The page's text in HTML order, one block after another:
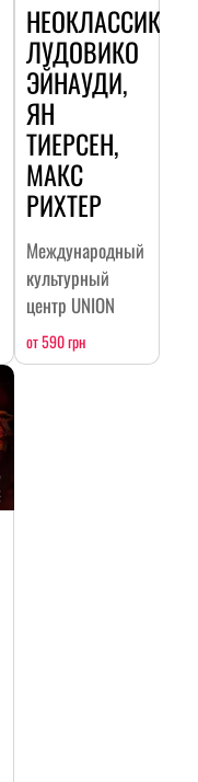
НЕОКЛАССИКА:
ЛУДОВИКО
ЭЙНАУДИ,
ЯН
ТИЕРСЕН,
МАКС
РИХТЕР
Международный
культурный
центр UNION
от 590 грн